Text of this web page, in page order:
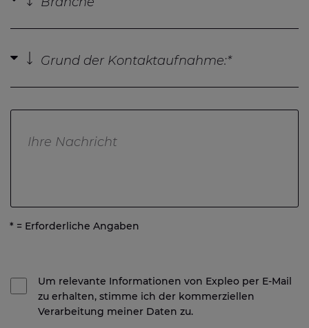
* = Erforderliche Angaben
Um relevante Informationen von Expleo per E-Mail
zu erhalten, stimme ich der kommerziellen
Verarbeitung meiner Daten zu.